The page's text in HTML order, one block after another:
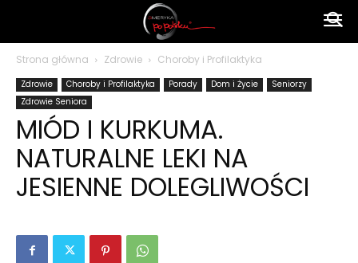
polsku
Strona główna Zdrowie Choroby i Profilaktyka
Zdrowie Choroby i Profilaktyka Porady Dom i Życie
Seniorzy
Zdrowie Seniora
MIÓD I KURKUMA.
NATURALNE LEKI NA
JESIENNE DOLEGLIWOŚCI